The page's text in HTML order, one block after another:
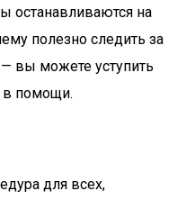
останавливаются на
полезно следить за
вы можете уступить
в помощи.
для всех,